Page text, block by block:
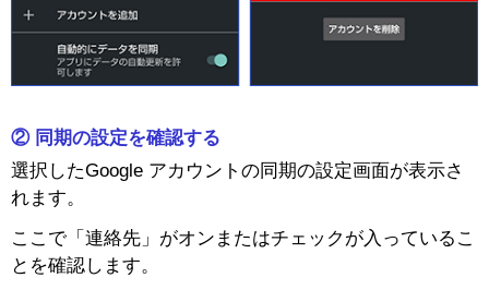
② 同期の設定を確認する
選択したGoogle アカウントの同期の設定画面が表示さ
れます。
ここで「連絡先」がオンまたはチェックが入っているこ
とを確認します。